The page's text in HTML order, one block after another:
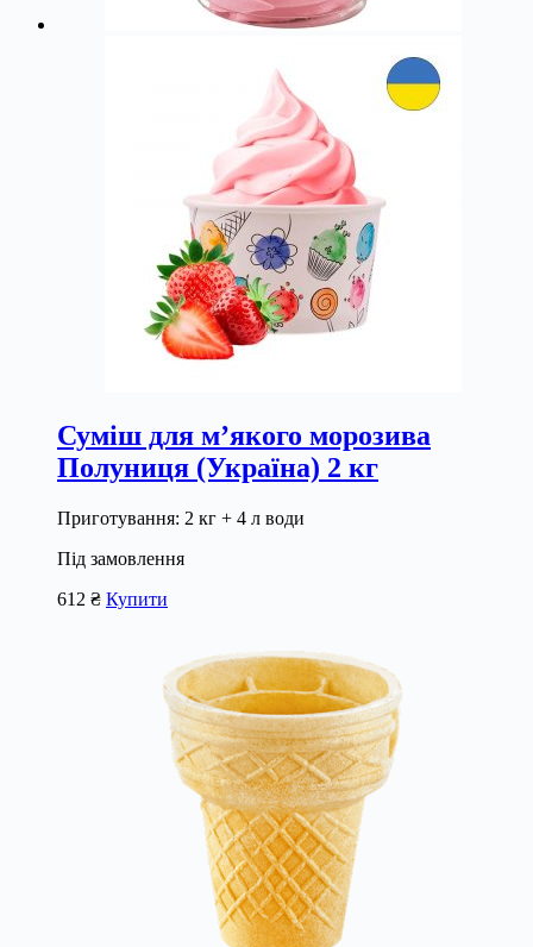
Суміш для м’якого морозива
Полуниця (Україна) 2 кг
Приготування: 2 кг + 4 л води
Під замовлення
612 ₴ Купити